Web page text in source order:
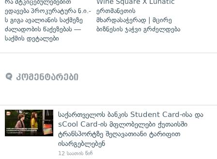
ედავება პროკურატურა ნ.ი.-
ს გიგა ავალიანის საქმეზე
ძალადობის წაქეზებას —
საქმის დეტალები
ერთმანეთის
მხარდასაჭერად | მცირე
ბიზნესის ჯაჭვი გრძელდება
კომენტარები
საქართველოს ბანკის Student Card-ისა და
sCool Card-ის მფლობელები ქუთაისში
ტრანსპორტზე შეღავათიანი ტარიფით
ისარგებლებენ
12 საათის წინ